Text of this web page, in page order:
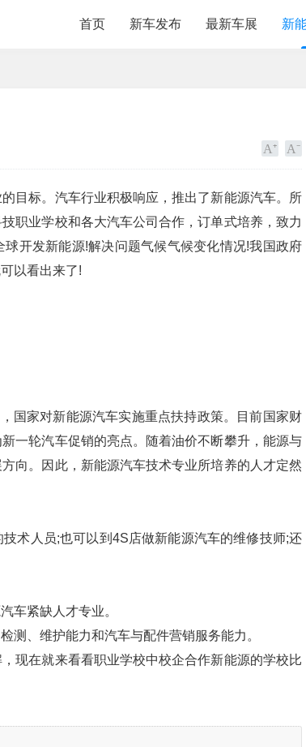
首页 新车发布 最新车展 新
目标。汽车行业积极响应，推出了新能源汽车。所
职业学校和各大汽车公司合作，订单式培养，致力
开发新能源!解决问题气候气候变化情况!我国政府
以看出来了!
国家对新能源汽车实施重点扶持政策。目前国家财
一轮汽车促销的亮点。随着油价不断攀升，能源与
向。因此，新能源汽车技术专业所培养的人才定然
术人员;也可以到4S店做新能源汽车的维修技师;还
车紧缺人才专业。
测、维护能力和汽车与配件营销服务能力。
现在就来看看职业学校中校企合作新能源的学校比